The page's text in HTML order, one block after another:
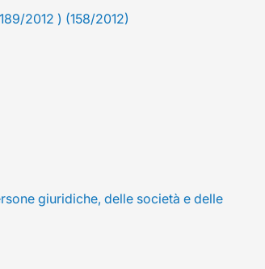
2012 ) (158/2012)
giuridiche, delle società e delle